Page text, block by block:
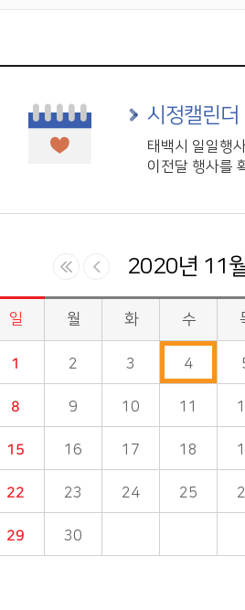
시정캘린더
태백시 일일행
이전달 행사를
2020년 11
일 월 화 수
1 2 3 4
8 9 10 11
15 16 17 18
22 23 24 25
29 30